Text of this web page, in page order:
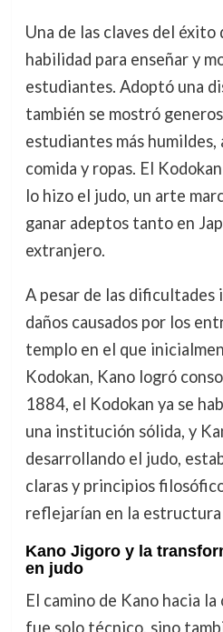
Una de las claves del éxito
habilidad para enseñar y
estudiantes. Adoptó una
también se mostró
estudiantes más humildes,
comida y ropas. El
lo hizo el judo, un arte
ganar adeptos tanto en
extranjero.
A pesar de las dificultades
daños causados por los
templo en el que
Kodokan, Kano logró
1884, el Kodokan ya se
una institución sólida, y
desarrollando el judo,
claras y principios
reflejarían en la
Kano Jigoro y la
en judo
El camino de Kano hacia
fue solo técnico, sino